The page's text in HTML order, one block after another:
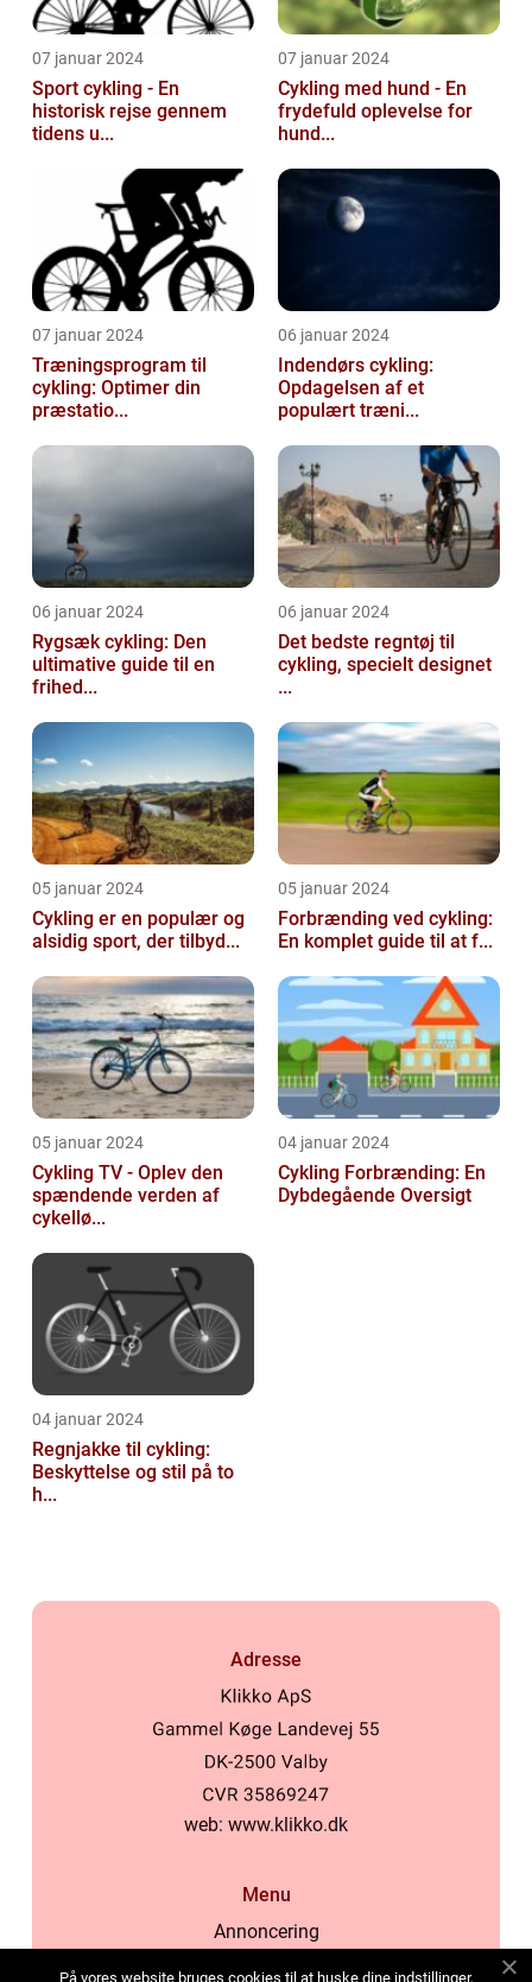
07 januar 2024
Sport cykling - En
historisk rejse gennem
tidens u...
07 januar 2024
Cykling med hund - En
frydefuld oplevelse for
hund...
07 januar 2024
Træningsprogram til
cykling: Optimer din
præstatio...
06 januar 2024
Indendørs cykling:
Opdagelsen af et
populært træni...
06 januar 2024
Rygsæk cykling: Den
ultimative guide til en
frihed...
06 januar 2024
Det bedste regntøj til
cykling, specielt designet
...
05 januar 2024
Cykling er en populær og
alsidig sport, der tilbyd...
05 januar 2024
Forbrænding ved cykling:
En komplet guide til at f...
05 januar 2024
Cykling TV - Oplev den
spændende verden af
cykellø...
04 januar 2024
Cykling Forbrænding: En
Dybdegående Oversigt
04 januar 2024
Regnjakke til cykling:
Beskyttelse og stil på to
h...
Adresse
web: www.klikko.dk
Menu
Annoncering
På vores website bruges cookies til at huske dine indstillinger,